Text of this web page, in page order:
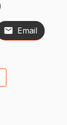
Email